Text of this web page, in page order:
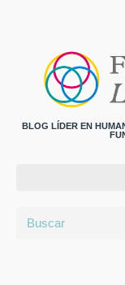
BLOG LÍDER EN